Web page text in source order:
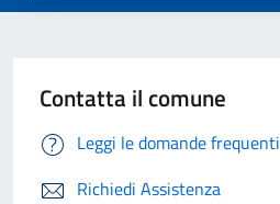
Contatta il comune
Leggi le domande frequenti
Richiedi Assistenza